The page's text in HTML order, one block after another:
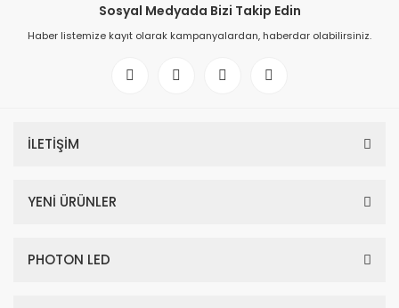
Sosyal Medyada Bizi Takip Edin
Haber listemize kayıt olarak kampanyalardan, haberdar olabilirsiniz.
İLETİŞİM
YENİ ÜRÜNLER
PHOTON LED